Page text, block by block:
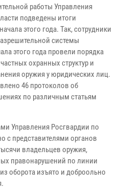
работы Управления
подведены итоги
этого года. Так, сотрудники
системы
этого года провели порядка
охранных структур и
оружия у юридических лиц.
46 протоколов об
по различным статьям
Управления Росгвардии по
с представителями органов
владельцев оружия,
правонарушений по линии
оборота изъято и доброольно